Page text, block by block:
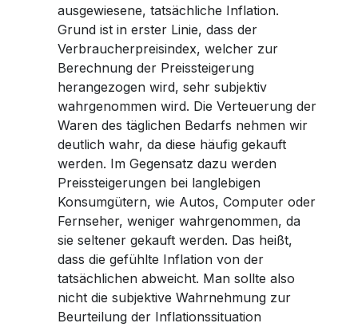
ausgewiesene, tatsächliche Inflation.
Grund ist in erster Linie, dass der
Verbraucherpreisindex, welcher zur
Berechnung der Preissteigerung
herangezogen wird, sehr subjektiv
wahrgenommen wird. Die Verteuerung der
Waren des täglichen Bedarfs nehmen wir
deutlich wahr, da diese häufig gekauft
werden. Im Gegensatz dazu werden
Preissteigerungen bei langlebigen
Konsumgütern, wie Autos, Computer oder
Fernseher, weniger wahrgenommen, da
sie seltener gekauft werden. Das heißt,
dass die gefühlte Inflation von der
tatsächlichen abweicht. Man sollte also
nicht die subjektive Wahrnehmung zur
Beurteilung der Inflationssituation